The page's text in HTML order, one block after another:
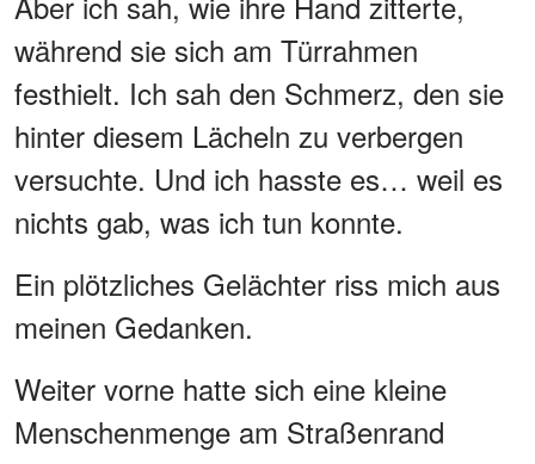
während sie sich am Türrahmen
festhielt. Ich sah den Schmerz, den sie
hinter diesem Lächeln zu verbergen
versuchte. Und ich hasste es… weil es
nichts gab, was ich tun konnte.
Ein plötzliches Gelächter riss mich aus
meinen Gedanken.
Weiter vorne hatte sich eine kleine
Menschenmenge am Straßenrand